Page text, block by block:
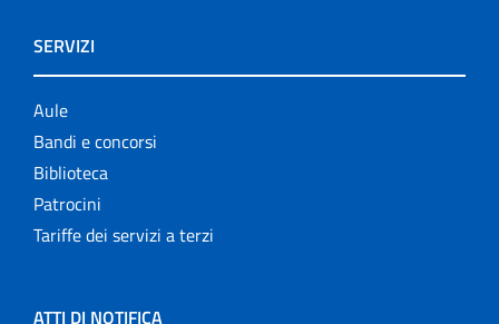
SERVIZI
Aule
Bandi e concorsi
Biblioteca
Patrocini
Tariffe dei servizi a terzi
ATTI DI NOTIFICA